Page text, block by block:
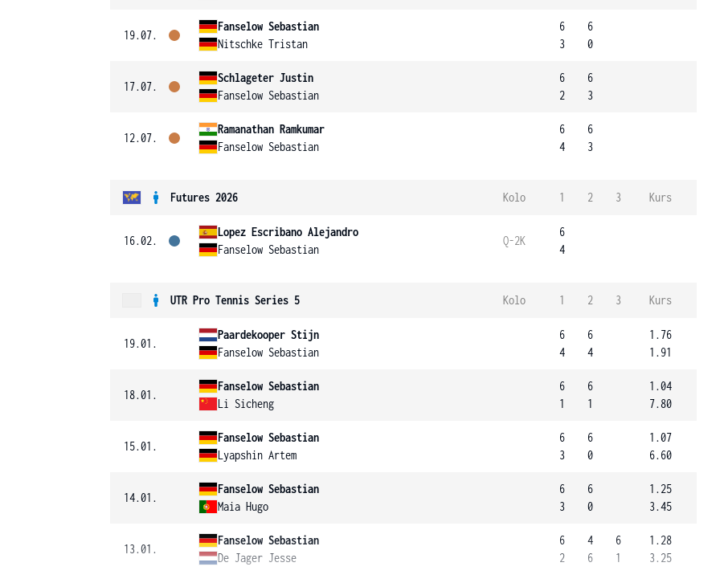
19.07.
Fanselow Sebastian
Nitschke Tristan
6
3
6
0
17.07.
Schlageter Justin
Fanselow Sebastian
6
2
6
3
12.07.
Ramanathan Ramkumar
Fanselow Sebastian
6
4
6
3
Futures 2026 Kolo 1 2 3 Kurs
16.02.
Lopez Escribano Alejandro
Fanselow Sebastian
Q-2K
6
4
UTR Pro Tennis Series 5 Kolo 1 2 3 Kurs
19.01.
Paardekooper Stijn
Fanselow Sebastian
6
4
6
4
1.76
1.91
18.01.
Fanselow Sebastian
Li Sicheng
6
1
6
1
1.04
7.80
15.01.
Fanselow Sebastian
Lyapshin Artem
6
3
6
0
1.07
6.60
14.01.
Fanselow Sebastian
Maia Hugo
6
3
6
0
1.25
3.45
13.01.
Fanselow Sebastian
De Jager Jesse
6
2
4
6
6
1
1.28
3.25